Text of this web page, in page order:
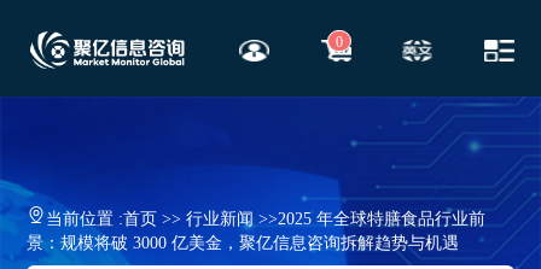
0
当前位置 :首页>> 行业新闻 >>2025 年全球特膳食品行业前
景：规模将破 3000 亿美金，聚亿信息咨询拆解趋势与机遇